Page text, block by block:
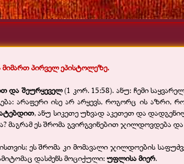
პირველ ეპისტოლეზე.
და შეურყეველ(1 კორ. 15:58). ანუ: ჩემი
არაფერი ისე არ არყევს, როგორც ის აზრი,
, ანუ სიკეთე უხვად აკეთეთ და
მაგრამ ეს შრომა გვირგვინებით ჯილდოვდება
ეს შრომა კი მომავალი ჯილდოების
დასძენს მოციქული:უფლისა მიერ.